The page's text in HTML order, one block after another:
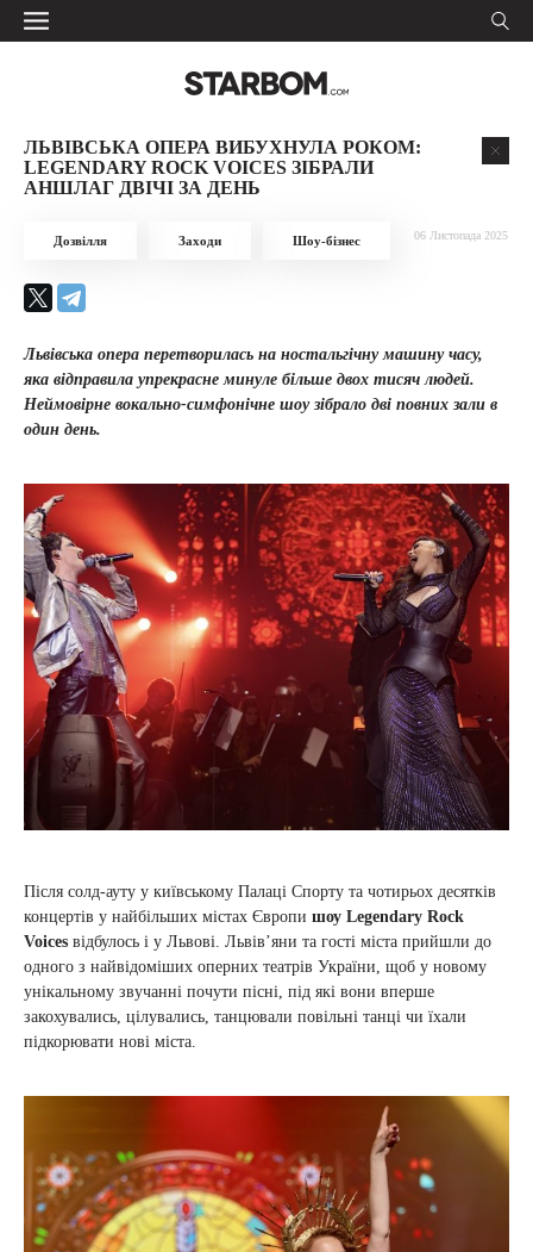
ЛЬВІВСЬКА ОПЕРА ВИБУХНУЛА РОКОМ:
LEGENDARY ROCK VOICES ЗІБРАЛИ
АНШЛАГ ДВІЧІ ЗА ДЕНЬ
Дозвілля Заходи Шоу-бізнес 06 Листопада 2025
Львівська опера перетворилась на ностальгічну машину часу,
яка відправила упрекрасне минуле більше двох тисяч людей.
Неймовірне вокально-симфонічне шоу зібрало дві повних зали в
один день.
Після солд-ауту у київському Палаці Спорту та чотирьох десятків
концертів у найбільших містах Європи шоу Legendary Rock
Voices відбулось і у Львові. Львів’яни та гості міста прийшли до
одного з найвідоміших оперних театрів України, щоб у новому
унікальному звучанні почути пісні, під які вони вперше
закохувались, цілувались, танцювали повільні танці чи їхали
підкорювати нові міста.